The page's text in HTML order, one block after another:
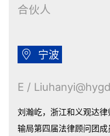
合伙人
 宁波
E /
刘瀚屹，浙江和义观达
输局第四届法律顾问团